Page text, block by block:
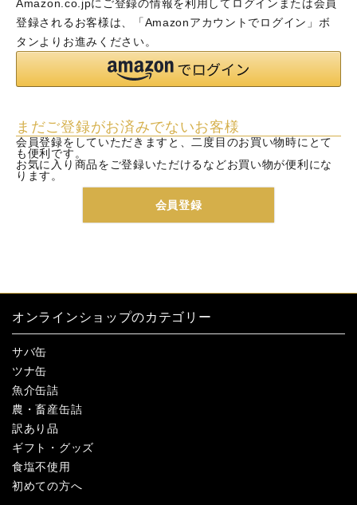
Amazon.co.jpにご登録の情報を利用してログインまたは会員
登録されるお客様は、「Amazonアカウントでログイン」ボ
タンよりお進みください。
まだご登録がお済みでないお客様
会員登録をしていただきますと、二度目のお買い物時にとて
も便利です。
お気に入り商品をご登録いただけるなどお買い物が便利にな
ります。
会員登録
オンラインショップのカテゴリー
サバ缶
ツナ缶
魚介缶詰
農・畜産缶詰
訳あり品
ギフト・グッズ
食塩不使用
初めての方へ